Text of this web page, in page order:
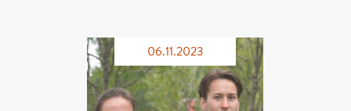
06.11.2023